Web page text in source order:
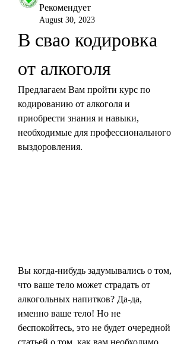
Рекомендует
August 30, 2023
В свао кодировка
от алкоголя
Предлагаем Вам пройти курс по
кодированию от алкоголя и
приобрести знания и навыки,
необходимые для профессионального
выздоровления.
Вы когда-нибудь задумывались о том,
что ваше тело может страдать от
алкогольных напитков? Да-да,
именно ваше тело! Но не
беспокойтесь, это не будет очередной
статьей о том, как вам необходимо